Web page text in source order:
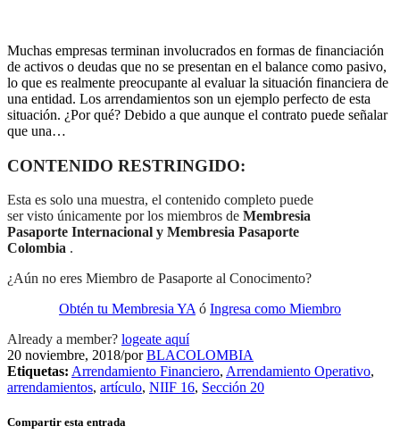
Muchas empresas terminan involucrados en formas de financiación
de activos o deudas que no se presentan en el balance como pasivo,
lo que es realmente preocupante al evaluar la situación financiera de
una entidad. Los arrendamientos son un ejemplo perfecto de esta
situación. ¿Por qué? Debido a que aunque el contrato puede señalar
que una…
CONTENIDO RESTRINGIDO:
Esta es solo una muestra, el contenido completo puede
ser visto únicamente por los miembros de Membresia
Pasaporte Internacional y Membresia Pasaporte
Colombia .
¿Aún no eres Miembro de Pasaporte al Conocimento?
Obtén tu Membresia YA ó Ingresa como Miembro
Already a member? logeate aquí
20 noviembre, 2018/porBLACOLOMBIA
Etiquetas: Arrendamiento Financiero, Arrendamiento Operativo,
arrendamientos, artículo, NIIF 16, Sección 20
Compartir esta entrada